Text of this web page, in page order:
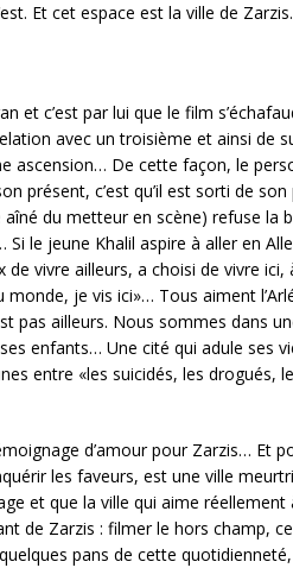
Et cet espace est la ville de Zarzis.
et c’est par lui que le film
avec un troisième et ainsi de
ascension… De cette façon, le
présent, c’est qu’il est sorti de son
du metteur en scène) refuse la
Si le jeune Khalil aspire à aller en
vivre ailleurs, a choisi de vivre ici,
je vis ici»… Tous aiment
pas ailleurs. Nous sommes dans
enfants… Une cité qui adule ses
entre «les suicidés, les drogués,
d’amour pour Zarzis… Et
les faveurs, est une ville
et que la ville qui aime réellement
de Zarzis : filmer le hors champ,
pans de cette